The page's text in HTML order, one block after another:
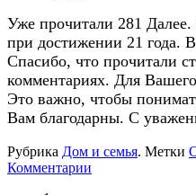
Уже прочитали 281
при достижении 21 года.
Спасибо, что прочитали
комментариях. Для
Это важно, чтобы
Вам благодарны. С
Рубрика Дом и семья. Метки
Комментарии